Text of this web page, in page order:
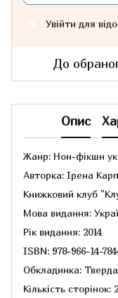
Увійти для
До
Опис
Жанр: Нон-фікшн
Авторка: Ірена
Книжковий клуб
Мова видання:
Рік видання: 2014
ISBN: 978-966-14-
Обкладинка:
Кількість сторінок: